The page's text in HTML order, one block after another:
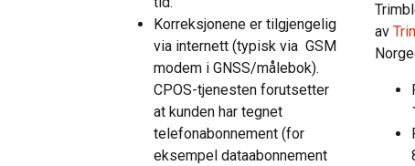
Korreksjonene er tilgjengelig
via internett (typisk via GSM
modem i GNSS/målebok).
CPOS-tjenesten forutsetter
at kunden har tegnet
telefonabonnement (for
eksempel dataabonnement
av